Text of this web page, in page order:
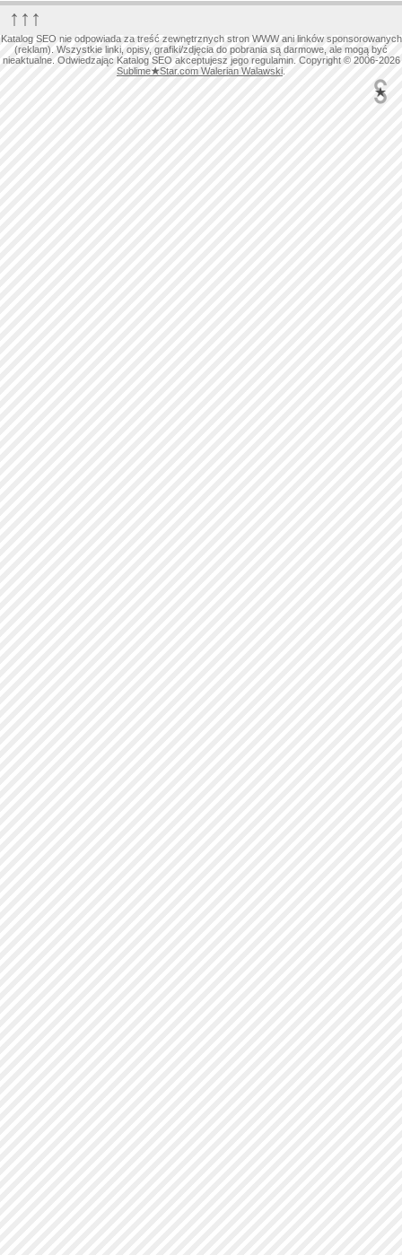
↑↑↑
Katalog SEO nie odpowiada za treść zewnętrznych stron WWW ani linków sponsorowanych
(reklam). Wszystkie linki, opisy, grafiki/zdjęcia do pobrania są darmowe, ale mogą być
nieaktualne. Odwiedzając Katalog SEO akceptujesz jego regulamin. Copyright © 2006-2026
Sublime★Star.com Walerian Walawski